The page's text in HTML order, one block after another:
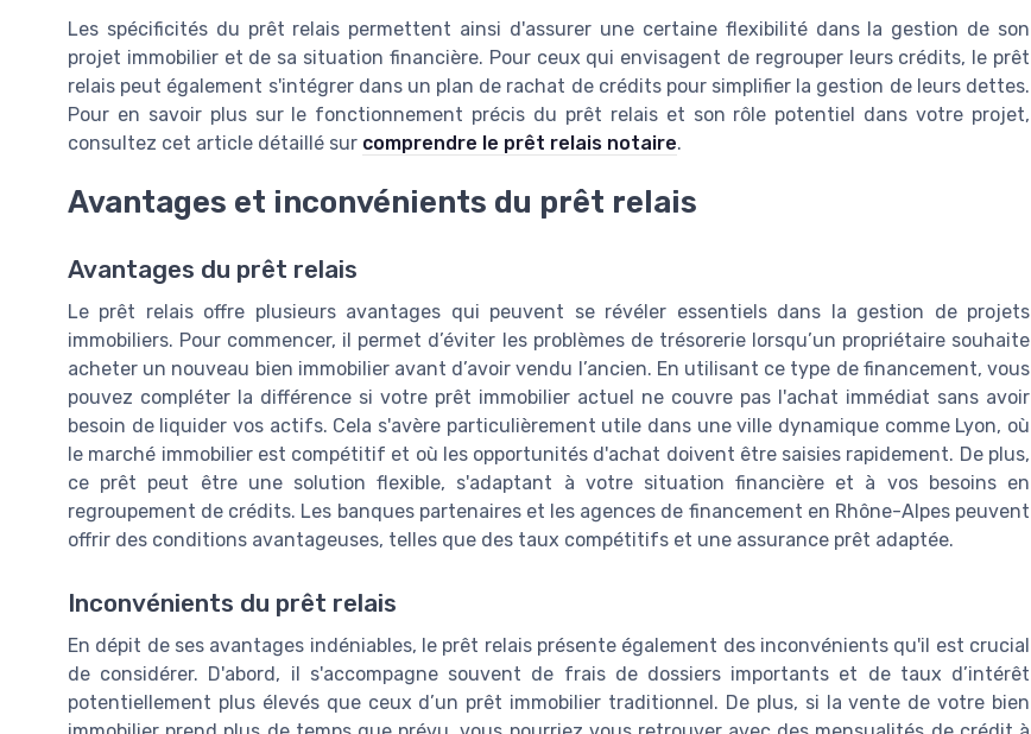
Les spécificités du prêt relais permettent ainsi d'assurer une certaine flexibilité dans la gestion de son
projet immobilier et de sa situation financière. Pour ceux qui envisagent de regrouper leurs crédits, le prêt
relais peut également s'intégrer dans un plan de rachat de crédits pour simplifier la gestion de leurs dettes.
Pour en savoir plus sur le fonctionnement précis du prêt relais et son rôle potentiel dans votre projet,
consultez cet article détaillé sur comprendre le prêt relais notaire.
Avantages et inconvénients du prêt relais
Avantages du prêt relais
Le prêt relais offre plusieurs avantages qui peuvent se révéler essentiels dans la gestion de projets
immobiliers. Pour commencer, il permet d’éviter les problèmes de trésorerie lorsqu’un propriétaire souhaite
acheter un nouveau bien immobilier avant d’avoir vendu l’ancien. En utilisant ce type de financement, vous
pouvez compléter la différence si votre prêt immobilier actuel ne couvre pas l'achat immédiat sans avoir
besoin de liquider vos actifs. Cela s'avère particulièrement utile dans une ville dynamique comme Lyon, où
le marché immobilier est compétitif et où les opportunités d'achat doivent être saisies rapidement. De plus,
ce prêt peut être une solution flexible, s'adaptant à votre situation financière et à vos besoins en
regroupement de crédits. Les banques partenaires et les agences de financement en Rhône-Alpes peuvent
offrir des conditions avantageuses, telles que des taux compétitifs et une assurance prêt adaptée.
Inconvénients du prêt relais
En dépit de ses avantages indéniables, le prêt relais présente également des inconvénients qu'il est crucial
de considérer. D'abord, il s'accompagne souvent de frais de dossiers importants et de taux d’intérêt
potentiellement plus élevés que ceux d’un prêt immobilier traditionnel. De plus, si la vente de votre bien